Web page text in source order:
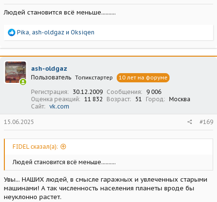
Людей становится всё меньше..........
Р
а
к
ц
и
и
Pika ash-oldgaz и Oksiqen
ash-oldgaz
Пользователь Топикстартер 10 лет на форуме
Регистрация 30.12.2009 Сообщения
9 006
Оценка реакций
11 832 Возраст 51 Город
Москва
Сайт
vk.com
15.06.2025 #169
FIDEL сказал(а):
Людей становится всё меньше..........
Увы... НАШИХ людей, в смысле гаражных и увлеченных старыми
машинами! А так численность населения планеты вроде бы
неуклонно растет.